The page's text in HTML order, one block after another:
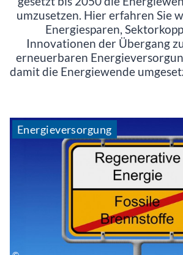
umzusetzen. Hier erfahren Sie
Energiesparen,
Innovationen der Übergang
erneuerbaren
damit die Energiewende
Energieversorgung